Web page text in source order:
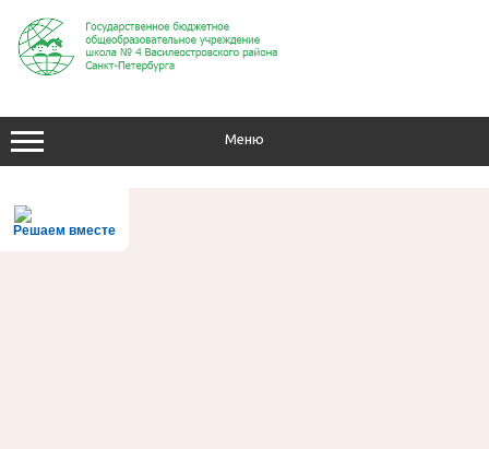
содержимому
Меню
Решаем вместе